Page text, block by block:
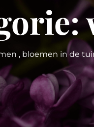
, bloemen in de